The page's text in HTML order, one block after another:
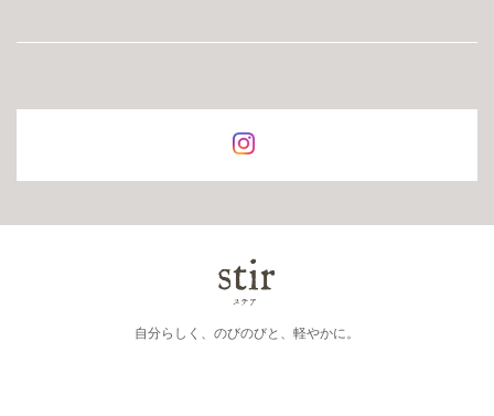
自分らしく、のびのびと、軽やかに。